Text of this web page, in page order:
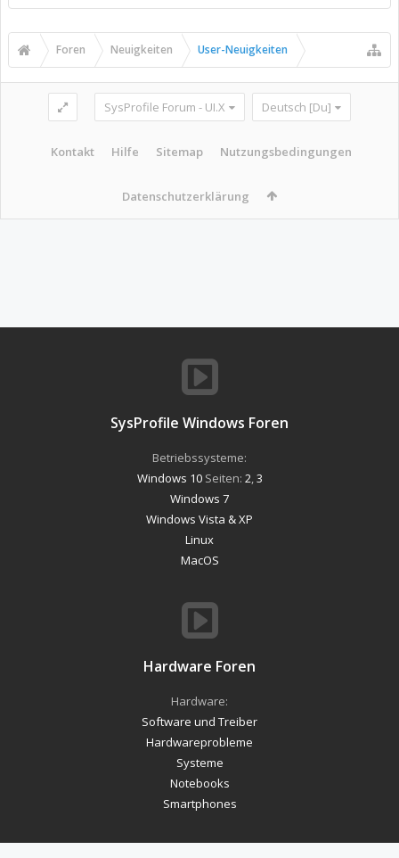
Foren Neuigkeiten User-Neuigkeiten
SysProfile Forum - UI.X Deutsch [Du]
Kontakt Hilfe Sitemap Nutzungsbedingungen
Datenschutzerklärung
SysProfile Windows Foren
Betriebssysteme:
Windows 10Seiten: 2 3
Windows 7
Windows Vista & XP
Linux
MacOS
Hardware Foren
Hardware:
Software und Treiber
Hardwareprobleme
Systeme
Notebooks
Smartphones